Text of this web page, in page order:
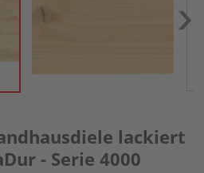
lackiert
- Serie 4000